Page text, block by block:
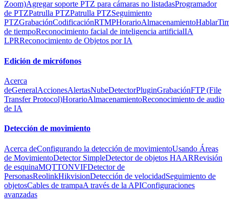
Zoom)Agregar soporte PTZ para cámaras no listadasProgramador
de PTZPatrulla PTZPatrulla PTZSeguimiento
PTZGrabaciónCodificaciónRTMPHorarioAlmacenamientoHablar
de tiempoReconocimiento facial de inteligencia artificialIA
LPRReconocimiento de Objetos por IA
Edición de micrófonos
Acerca
deGeneralAccionesAlertasNubeDetectorPluginGrabaciónFTP (File
Transfer Protocol)HorarioAlmacenamientoReconocimiento de audio
de IA
Detección de movimiento
Acerca deConfigurando la detección de movimientoUsando Áreas
de MovimientoDetector SimpleDetector de objetos HAARRevisión
de esquinaMQTTONVIFDetector de
PersonasReolinkHikvisionDetección de velocidadSeguimiento de
objetosCables de trampaA través de la APIConfiguraciones
avanzadas